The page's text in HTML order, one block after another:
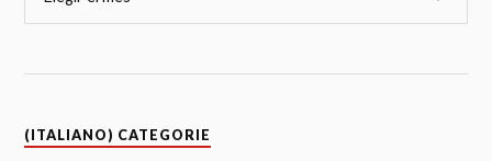
(ITALIANO) CATEGORIE